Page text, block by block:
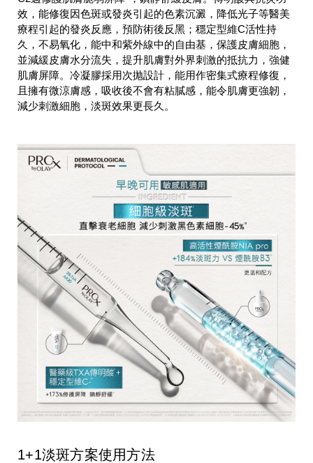
效，能修復因色斑或發炎引起的色素沉澱，降低光子等醫美
療程引起的發炎反應，預防術後反黑；穩定型維C活性持
久，不易氧化，能中和紫外線中的自由基，保護皮膚細胞，
並減緩皮膚水分流失，提升肌膚對外界刺激的抵抗力，強健
肌膚屏障。冷凝膠採用次抛設計，能用作密集式療程修復，
且擁有微涼膚感，吸收後不會有粘膩感，能令肌膚更強韌，
減少刺激細胞，淡斑效果更長久。
1+1淡斑方案使用方法